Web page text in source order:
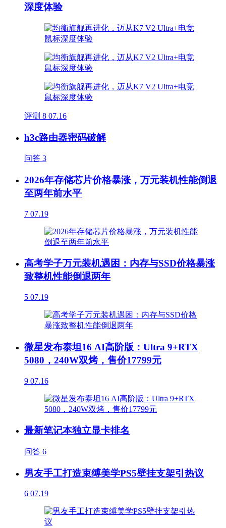
深度体验
评测 8 07.16
h3c路由器密码破解
问答 3
2026年存储芯片价格暴涨，万元装机性能倒退
至两年前水平
7 07.19
高考学子万元装机遇困：内存与SSD价格暴涨
致整机性能倒退两年
5 07.19
微星发布泰坦16 AI高阶版：Ultra 9+RTX
5080，240W双烤，售价17799元
9 07.16
最新笔记本独立显卡排名
问答 6
男友手工打造束缚美学PS5壁挂支架引热议
6 07.19